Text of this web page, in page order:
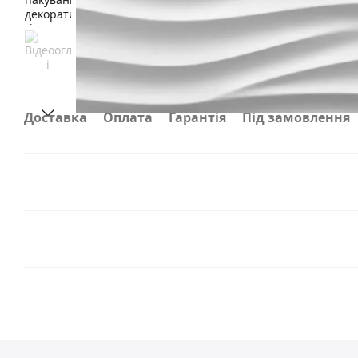
Доставка Оплата Гарантія Під замовлення